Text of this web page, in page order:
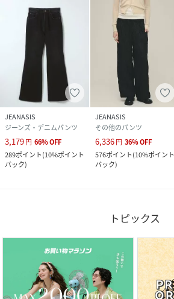
JEANASIS
ジーンズ・デニムパンツ
3,179円 66%OFF
289ポイント(10%ポイント
バック)
JEANASIS
その他のパンツ
6,336円 36%OFF
576ポイント(10%ポイント
バック)
トピックス